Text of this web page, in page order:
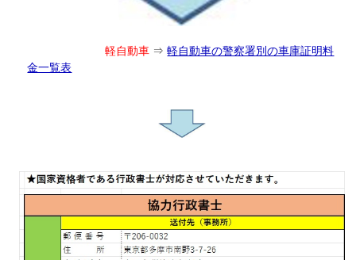
軽自動車 ⇒軽自動車の警察署別の車庫証明料
金一覧表